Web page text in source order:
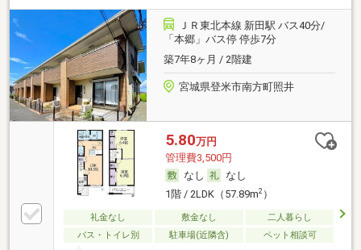
ＪＲ東北本線 新田駅 バス40分/
「本郷」バス停 停歩7分
築7年8ヶ月 / 2階建
宮城県登米市南方町照井
5.80万円
管理費3,500円
なし
なし
1階 / 2LDK（57.89m2）
礼金なし 敷金なし
二人暮らし
バス・トイレ別
駐車場(近隣含) ペット相談可